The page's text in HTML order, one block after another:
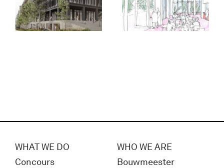
WHAT WE DO
Concours
WHO WE ARE
Bouwmeester